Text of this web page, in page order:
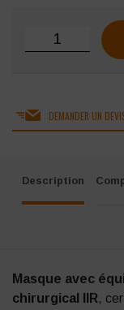
quantité de
DEMANDER UN
Description
Masque avec
chirurgical IIR,